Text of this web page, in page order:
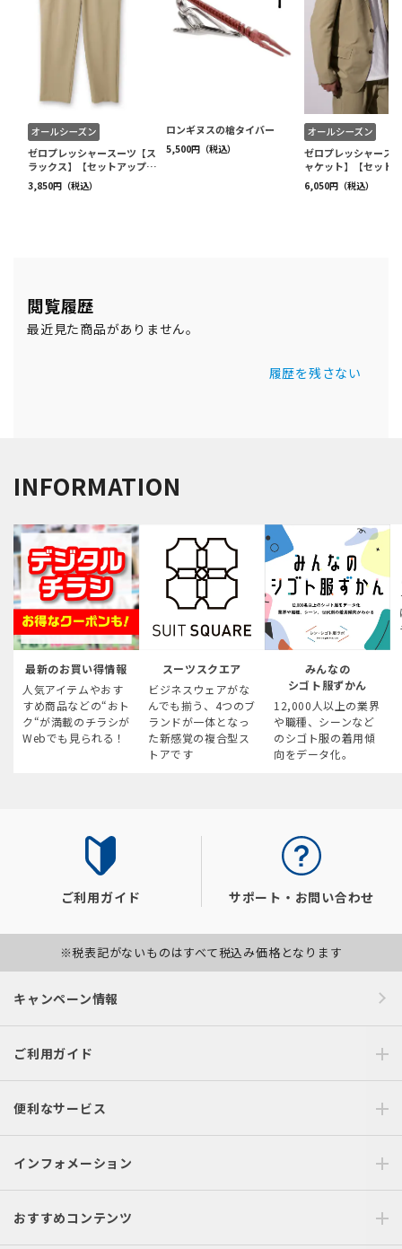
閲覧履歴
最近見た商品がありません。
履歴を残さない
INFORMATION
最新のお買い得情報
人気アイテムやおす
すめ商品などの“おト
ク“が満載のチラシが
Webでも見られる！
スーツスクエア
ビジネスウェアがな
んでも揃う、4つのブ
ランドが一体となっ
た新感覚の複合型ス
トアです
みんなの
シゴト服ずかん
12,000人以上の業界
や職種、シーンなど
のシゴト服の着用傾
向をデータ化。
ご利用ガイド サポート・お問い合わせ
※税表記がないものはすべて税込み価格となります
キャンペーン情報
ご利用ガイド
便利なサービス
インフォメーション
おすすめコンテンツ